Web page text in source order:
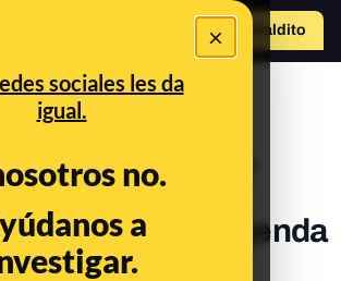
×
sociales les da
igual.
no.
a
Hazte Maldito
la
climática y
supuestos
contra la Agenda